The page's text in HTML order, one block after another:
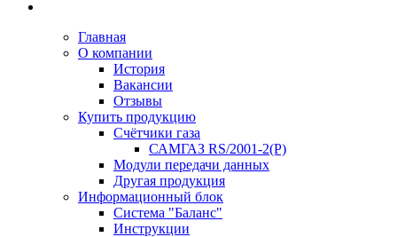
Главная
О компании
История
Вакансии
Отзывы
Купить продукцию
Счётчики газа
САМГАЗ RS/2001-2(Р)
Модули передачи данных
Другая продукция
Информационный блок
Система "Баланс"
Инструкции